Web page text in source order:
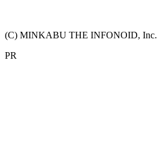
(C) MINKABU THE INFONOID, Inc.
PR